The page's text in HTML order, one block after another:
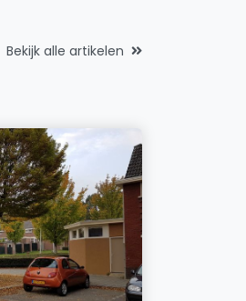
Bekijk alle artikelen